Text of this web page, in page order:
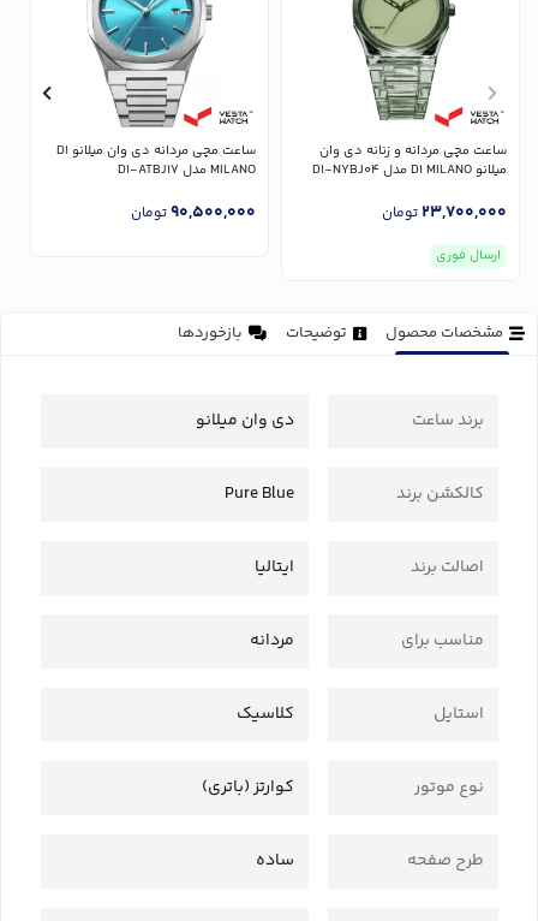
ساعت مچی مردانه و زنانه دی وان
میلانو D1 MILANO مدل D1-NYBJ04
23,700,000تومان
ارسال فوری
ساعت مچی مردانه دی وان میلانو D1
MILANO مدل D1-ATBJ17
90,500,000تومان
مشخصات محصول توضیحات بازخوردها
برند ساعت دی وان میلانو
کالکشن برند Pure Blue
اصالت برند ایتالیا
مناسب برای مردانه
استایل کلاسیک
نوع موتور کوارتز (باتری)
طرح صفحه ساده